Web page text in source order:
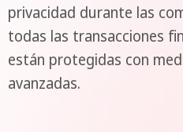
privacidad durante las
todas las transacciones
están protegidas con
avanzadas.